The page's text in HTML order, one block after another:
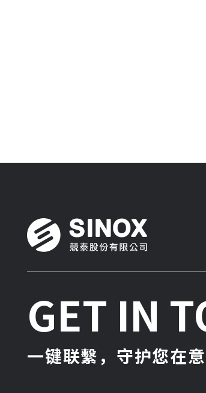
GET IN
一键联繫，守护您在